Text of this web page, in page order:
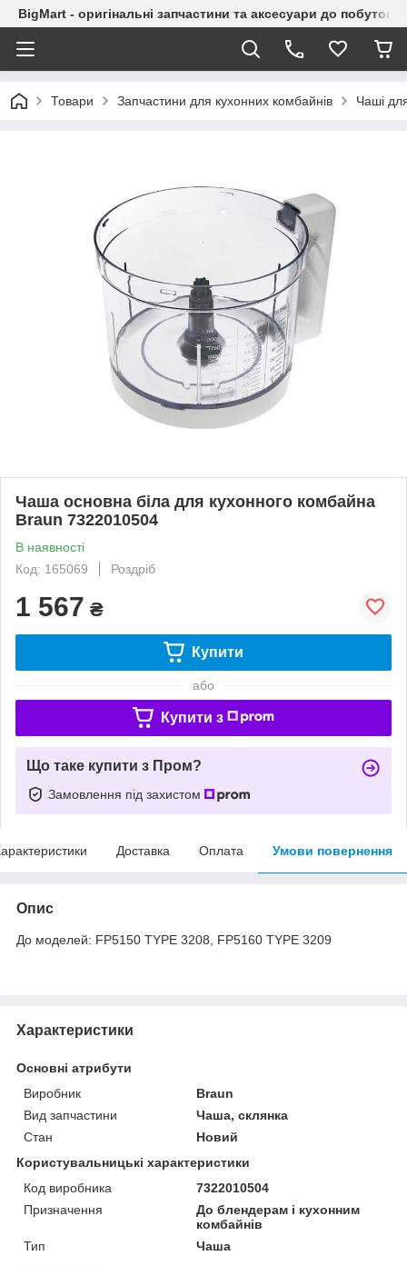
BigMart - оригінальні запчастини та аксесуари до побутової
Товари Запчастини для кухонних комбайнів Чаші
Чаша основна біла для кухонного комбайна
Braun 7322010504
В наявності
Код: 165069
Роздріб
1 567 ₴
Купити
або
Купити з
Що таке купити з Пром?
Замовлення під захистом
Доставка Оплата Умови повернення
Опис
До моделей: FP5150 TYPE 3208, FP5160 TYPE 3209
Характеристики
Основні атрибути
Виробник
Braun
Вид запчастини
Чаша, склянка
Стан
Новий
Користувальницькі характеристики
Код виробника
7322010504
Призначення
До блендерам і кухонним
комбайнів
Тип
Чаша